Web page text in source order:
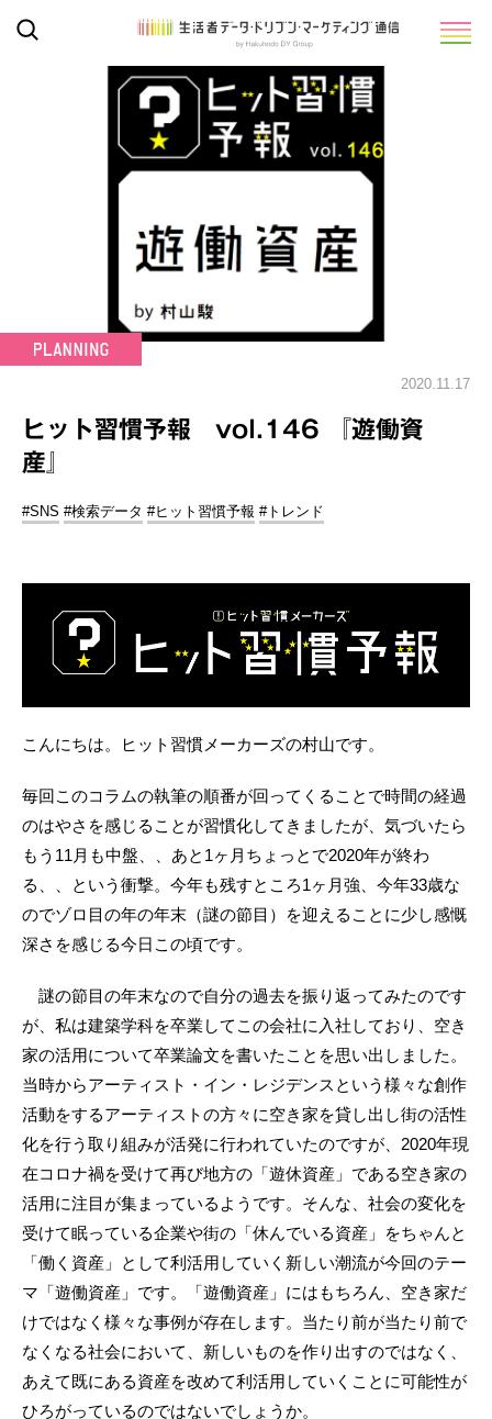
2020.11.17
ヒット習慣予報 vol.146 『遊働資
産』
#SNS #検索データ #ヒット習慣予報 #トレンド
こんにちは。ヒット習慣メーカーズの村山です。
毎回このコラムの執筆の順番が回ってくることで時間の経過
のはやさを感じることが習慣化してきましたが、気づいたら
もう11月も中盤、、あと1ヶ月ちょっとで2020年が終わ
る、、という衝撃。今年も残すところ1ヶ月強、今年33歳な
のでゾロ目の年の年末（謎の節目）を迎えることに少し感慨
深さを感じる今日この頃です。
謎の節目の年末なので自分の過去を振り返ってみたのです
が、私は建築学科を卒業してこの会社に入社しており、空き
家の活用について卒業論文を書いたことを思い出しました。
当時からアーティスト・イン・レジデンスという様々な創作
活動をするアーティストの方々に空き家を貸し出し街の活性
化を行う取り組みが活発に行われていたのですが、2020年現
在コロナ禍を受けて再び地方の「遊休資産」である空き家の
活用に注目が集まっているようです。そんな、社会の変化を
受けて眠っている企業や街の「休んでいる資産」をちゃんと
「働く資産」として利活用していく新しい潮流が今回のテー
マ「遊働資産」です。「遊働資産」にはもちろん、空き家だ
けではなく様々な事例が存在します。当たり前が当たり前で
なくなる社会において、新しいものを作り出すのではなく、
あえて既にある資産を改めて利活用していくことに可能性が
ひろがっているのではないでしょうか。